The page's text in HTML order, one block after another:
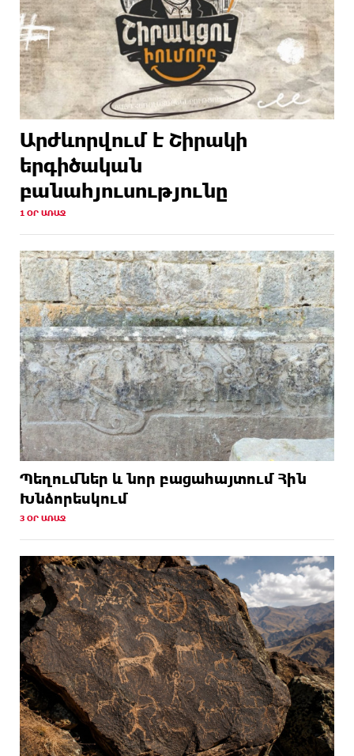
Արժևորվում է Շիրակի
երգիծական
բանահյուսությունը
1 ՕՐ ԱՌԱՋ
Պեղումներ և նոր բացահայտում Հին
Խնձորեսկում
3 ՕՐ ԱՌԱՋ